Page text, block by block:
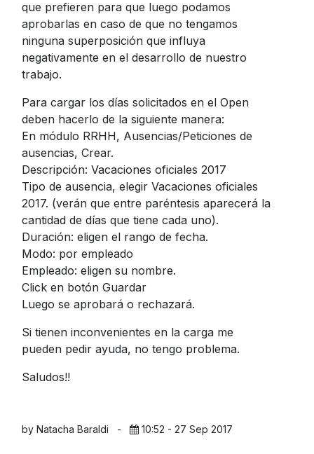
que prefieren para que luego podamos
aprobarlas en caso de que no tengamos
ninguna superposición que influya
negativamente en el desarrollo de nuestro
trabajo.
Para cargar los días solicitados en el Open
deben hacerlo de la siguiente manera:
En módulo RRHH, Ausencias/Peticiones de
ausencias, Crear.
Descripción: Vacaciones oficiales 2017
Tipo de ausencia, elegir Vacaciones oficiales
2017. (verán que entre paréntesis aparecerá la
cantidad de días que tiene cada uno).
Duración: eligen el rango de fecha.
Modo: por empleado
Empleado: eligen su nombre.
Click en botón Guardar
Luego se aprobará o rechazará.
Si tienen inconvenientes en la carga me
pueden pedir ayuda, no tengo problema.
Saludos!!
by Natacha Baraldi - 10:52 - 27 Sep 2017